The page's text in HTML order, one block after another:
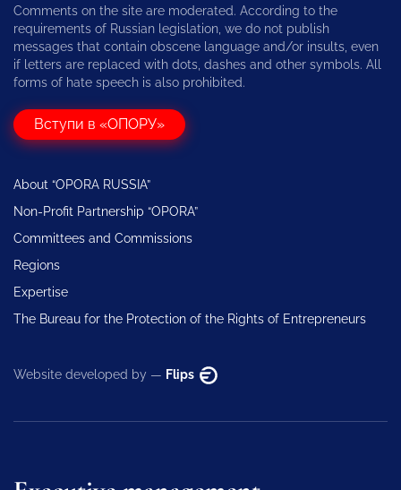
Comments on the site are moderated. According to the
requirements of Russian legislation, we do not publish
messages that contain obscene language and/or insults, even
if letters are replaced with dots, dashes and other symbols. All
forms of hate speech is also prohibited.
Вступи в «ОПОРУ»
About “OPORA RUSSIA”
Non-Profit Partnership “OPORA”
Committees and Commissions
Regions
Expertise
The Bureau for the Protection of the Rights of Entrepreneurs
Website developed by — Flips